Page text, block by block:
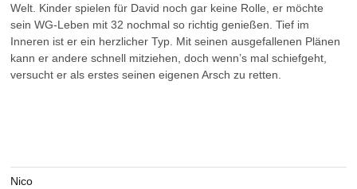
Welt. Kinder spielen für David noch gar keine Rolle, er möchte
sein WG-Leben mit 32 nochmal so richtig genießen. Tief im
Inneren ist er ein herzlicher Typ. Mit seinen ausgefallenen Plänen
kann er andere schnell mitziehen, doch wenn’s mal schiefgeht,
versucht er als erstes seinen eigenen Arsch zu retten.
Nico